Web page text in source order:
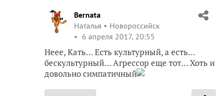
Bernata
Наталья
Новороссийск
6 апреля 2017, 20:55
Неее, Кать… Есть культурный, а есть…
бескультурный… Агрессор еще тот… Хоть и
довольно симпатичный